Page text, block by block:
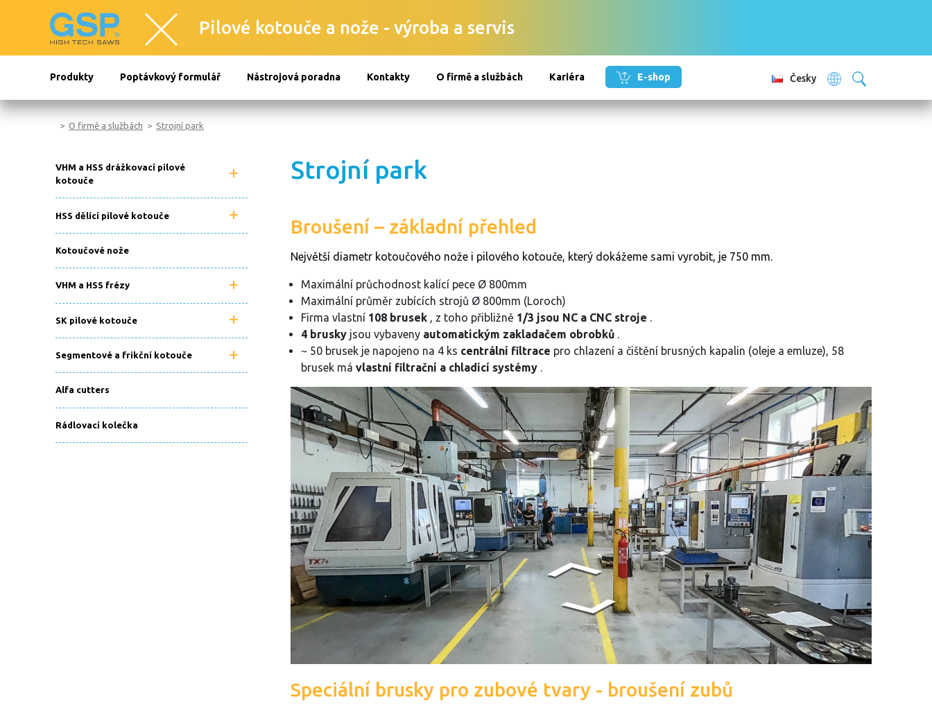
Pilové kotouče a nože - výroba a servis
Produkty Poptávkový formulář Nástrojová poradna Kontakty O firmě a službách Kariéra E-shop Česky
O firmě a službách Strojní park
VHM a HSS drážkovací pilové
kotouče
HSS dělící pilové kotouče
Kotoučové nože
VHM a HSS frézy
SK pilové kotouče
Segmentové a frikční kotouče
Alfa cutters
Rádlovací kolečka
Strojní park
Broušení – základní přehled
Největší diametr kotoučového nože i pilového kotouče, který dokážeme sami vyrobit, je 750 mm.
Maximální průchodnost kalící pece Ø 800mm
Maximální průměr zubících strojů Ø 800mm (Loroch)
Firma vlastní 108 brusek , z toho přibližně 1/3 jsou NC a CNC stroje .
4 brusky jsou vybaveny automatickým zakladačem obrobků .
~ 50 brusek je napojeno na 4 ks centrální filtrace pro chlazení a čištění brusných kapalin (oleje a emluze), 58
brusek má vlastní filtrační a chladicí systémy .
Speciální brusky pro zubové tvary - broušení zubů